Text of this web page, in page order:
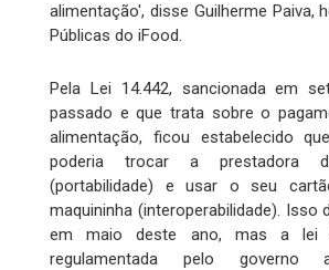
alimentação', disse Guilherme Paiva,
Públicas do iFood.
Pela Lei 14.442, sancionada em
passado e que trata sobre o
alimentação, ficou estabelecido
poderia trocar a prestadora
(portabilidade) e usar o seu
maquininha (interoperabilidade). Isso
em maio deste ano, mas a lei
regulamentada pelo